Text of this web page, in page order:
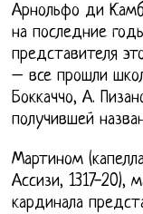
Арнольфо ди
на последние
представителя
– все прошли
Боккаччо, А.
получившей
Мартином
Ассизи, 1317-20),
кардинала